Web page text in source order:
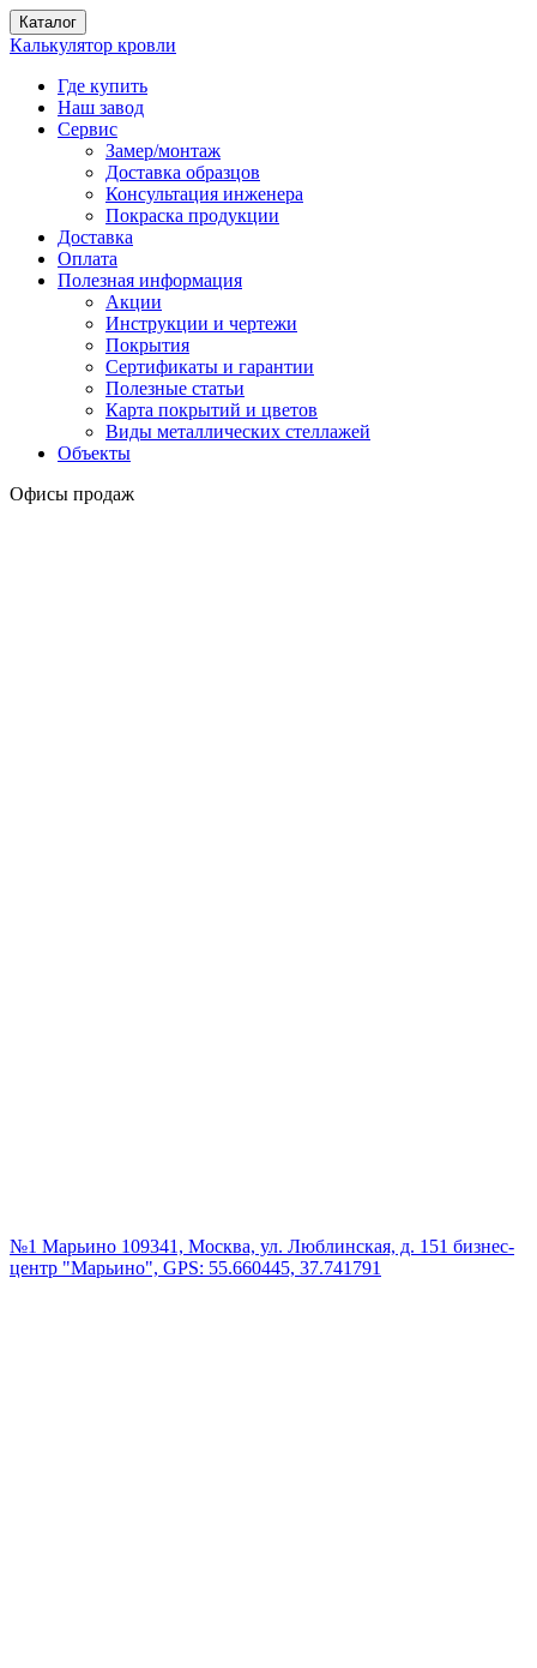
Каталог
Калькулятор кровли
Где купить
Наш завод
Сервис
Замер/монтаж
Доставка образцов
Консультация инженера
Покраска продукции
Доставка
Оплата
Полезная информация
Акции
Инструкции и чертежи
Покрытия
Сертификаты и гарантии
Полезные статьи
Карта покрытий и цветов
Виды металлических стеллажей
Объекты
Офисы продаж
№1 Марьино 109341, Москва, ул. Люблинская, д. 151 бизнес-
центр "Марьино", GPS: 55.660445, 37.741791